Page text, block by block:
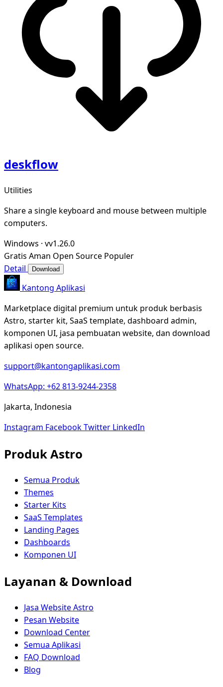
deskflow
Utilities
Share a single keyboard and mouse between multiple
computers.
Windows · vv1.26.0
Gratis Aman Open Source Populer
Detail
Download
Kantong Aplikasi
Marketplace digital premium untuk produk berbasis
Astro, starter kit, SaaS template, dashboard admin,
komponen UI, jasa pembuatan website, dan download
aplikasi open source.
support@kantongaplikasi.com
WhatsApp: +62 813-9244-2358
Jakarta, Indonesia
Instagram FacebookTwitter LinkedIn
Produk Astro
Semua Produk
Themes
Starter Kits
SaaS Templates
Landing Pages
Dashboards
Komponen UI
Layanan & Download
Jasa Website Astro
Pesan Website
Download Center
Semua Aplikasi
FAQ Download
Blog